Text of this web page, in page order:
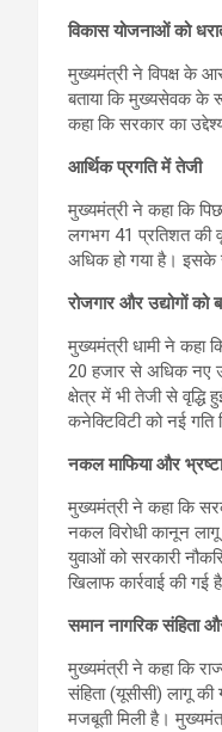
विकास योजनाओं को
मुख्यमंत्री ने विपक्ष के
बताया कि मुख्यसेवक के
कहा कि सरकार का
आर्थिक प्रगति में तेजी
मुख्यमंत्री ने कहा कि
लगभग 41 प्रतिशत की
अधिक हो गया है। इसके
रोजगार और उद्योगों को
मुख्यमंत्री धामी ने कहा
20 हजार से अधिक नए
क्षेत्र में भी तेजी से
कनेक्टिविटी को नई गति
नकल माफिया और
मुख्यमंत्री ने कहा कि
नकल विरोधी कानून लागू
युवाओं को सरकारी
खिलाफ कार्रवाई की गई
समान नागरिक संहिता
मुख्यमंत्री ने कहा कि
संहिता (यूसीसी) लागू
मजबूती मिली है।